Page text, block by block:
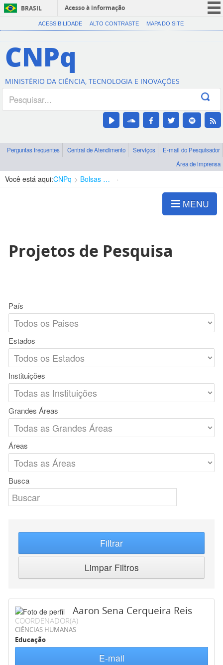
BRASIL
Acesso à informação
CORONAVÍRUS (COVID-19)
Canais
ACESSIBILIDADE ALTO CONTRASTE MAPA DO SITE
CNPq
MINISTÉRIO DA CIÊNCIA, TECNOLOGIA E INOVAÇÕES
Perguntas frequentes Central de Atendimento Serviços
E-mail do Pesquisador
Área de imprensa
Você está aqui:CNPq Bolsas e Auxílios Vigentes
MENU
Projetos de Pesquisa
País
Estados
Instituições
Grandes Áreas
Áreas
Busca
Filtrar
Limpar Filtros
Aaron Sena Cerqueira Reis
COORDENADOR(A)
CIÊNCIAS HUMANAS
Educação
E-mail